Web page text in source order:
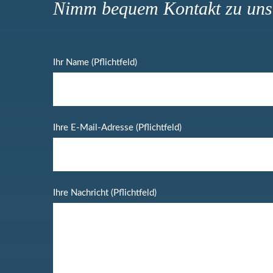
Nimm bequem Kontakt zu
Ihr Name (Pflichtfeld)
Ihre E-Mail-Adresse (Pflichtfeld)
Ihre Nachricht (Pflichtfeld)